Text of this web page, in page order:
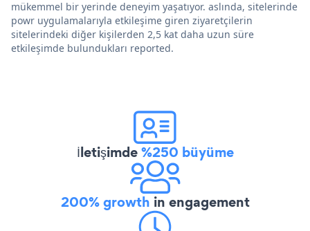
mükemmel bir yerinde deneyim yaşatıyor. aslında, sitelerinde
powr uygulamalarıyla etkileşime giren ziyaretçilerin
sitelerindeki diğer kişilerden 2,5 kat daha uzun süre
etkileşimde bulundukları reported.
İletişimde%250 büyüme
200% growth in engagement